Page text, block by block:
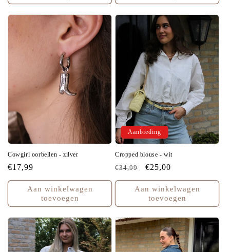
Cowgirl oorbellen - zilver
Normale
prijs
€17,99
Aan winkelwagen
toevoegen
Aanbieding
Cropped blouse - wit
Normale
prijs
€34,99 Aanbiedingsprijs
€25,00
Aan winkelwagen
toevoegen